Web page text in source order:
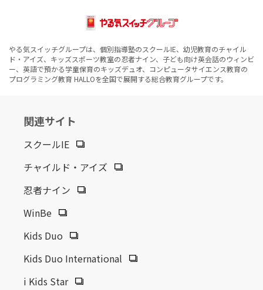
やる気スイッチグループは、個別指導塾のスクールIE、幼児教育のチャイル
ド・アイズ、キッズスポーツ教室の忍者ナイン、子ども向け英会話のウィンビ
ー、英語で預かる学童保育のキッズデュオ、コンピュータサイエンス教育の
プログラミング教育 HALLOを全国で展開する総合教育グループです。
関連サイト
スクールIE
チャイルド・アイズ
忍者ナイン
WinBe
Kids Duo
Kids Duo International
i Kids Star